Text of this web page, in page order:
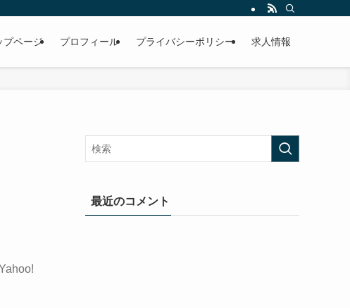
プページ プロフィール プライバシーポリシー 求人情報
最近のコメント